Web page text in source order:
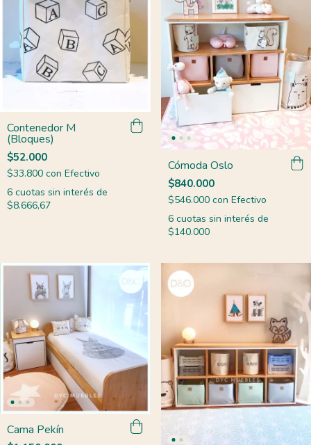
Contenedor M
(Bloques)
$52.000
$33.800 con Efectivo
6 cuotas sin interés de
$8.666,67
Cómoda Oslo
$840.000
$546.000 con Efectivo
6 cuotas sin interés de
$140.000
Cama Pekín